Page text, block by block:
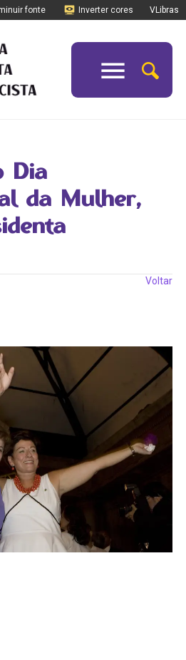
fonte Inverter cores VLibras
Dia
da Mulher,
Voltar